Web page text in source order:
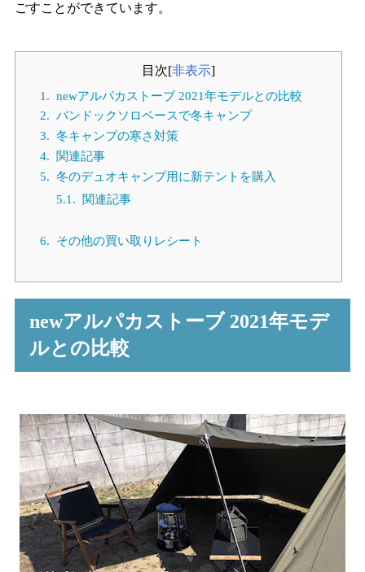
ごすことができています。
目次[非表示]
1. newアルパカストーブ 2021年モデルとの比較
2. バンドックソロベースで冬キャンプ
3. 冬キャンプの寒さ対策
4. 関連記事
5. 冬のデュオキャンプ用に新テントを購入
5.1. 関連記事
6. その他の買い取りレシート
newアルパカストーブ 2021年モデ
ルとの比較